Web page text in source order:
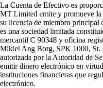
La Cuenta de Efectivo es
MT Limited emite y promueve la
su licencia de miembro
es una sociedad limitada
mercantil C 90348 y oficina
Mikiel Ang Borg, SPK 1000, St.
autorizada por la Autoridad de
emitir dinero electrónico en
instituciones financieras que
electrónico.